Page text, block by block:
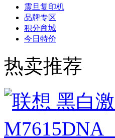
震旦复印机
品牌专区
积分商城
今日特价
热卖推荐